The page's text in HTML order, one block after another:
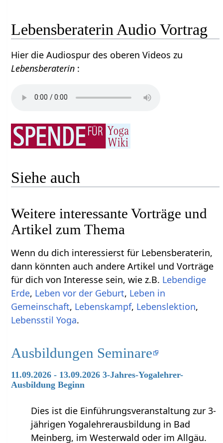
Lebensberaterin Audio Vortrag
Hier die Audiospur des oberen Videos zu
Lebensberaterin :
Siehe auch
Weitere interessante Vorträge und
Artikel zum Thema
Wenn du dich interessierst für Lebensberaterin,
dann könnten auch andere Artikel und Vorträge
für dich von Interesse sein, wie z.B. Lebendige
Erde, Leben vor der Geburt, Leben in
Gemeinschaft, Lebenskampf, Lebenslektion,
Lebensstil Yoga.
Ausbildungen Seminare
11.09.2026 - 13.09.2026 3-Jahres-Yogalehrer-
Ausbildung Beginn
Dies ist die Einführungsveranstaltung zur 3-
jährigen Yogalehrerausbildung in Bad
Meinberg, im Westerwald oder im Allgäu.